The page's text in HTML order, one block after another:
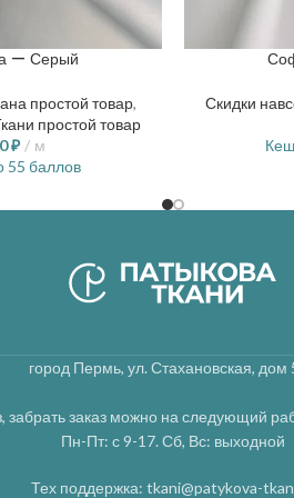
— Серый
простой товар,
простой товар
₽
м
55 баллов
Скидки
город Пермь, ул. Стахановская, дом
забрать заказ можно на следующий
Пн-Пт: с 9-17. Сб, Вс: выходной
Тех поддержка: tkani@patykova-